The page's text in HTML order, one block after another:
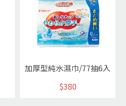
加厚型純水濕巾/77抽6入
$380